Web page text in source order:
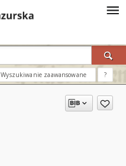
Wyszukiwanie zaawansowane ?